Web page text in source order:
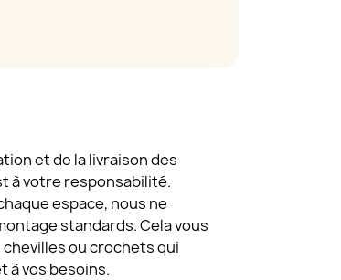
et de la livraison des
à votre responsabilité.
espace, nous ne
standards. Cela vous
ou crochets qui
à vos besoins.